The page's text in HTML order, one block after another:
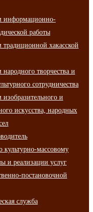
информационно-
работы
хакасской
творчества и
сотрудничества
и
искусства, народных
массовому
и реализации услуг
постановочной
служба